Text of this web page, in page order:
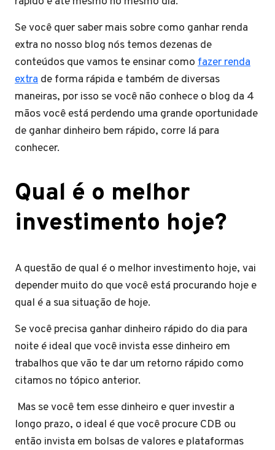
Se você quer saber mais sobre como ganhar renda
extra no nosso blog nós temos dezenas de
conteúdos que vamos te ensinar como fazer renda
extra de forma rápida e também de diversas
maneiras, por isso se você não conhece o blog da 4
mãos você está perdendo uma grande oportunidade
de ganhar dinheiro bem rápido, corre lá para
conhecer.
Qual é o melhor
investimento hoje?
A questão de qual é o melhor investimento hoje, vai
depender muito do que você está procurando hoje e
qual é a sua situação de hoje.
Se você precisa ganhar dinheiro rápido do dia para
noite é ideal que você invista esse dinheiro em
trabalhos que vão te dar um retorno rápido como
citamos no tópico anterior.
Mas se você tem esse dinheiro e quer investir a
longo prazo, o ideal é que você procure CDB ou
então invista em bolsas de valores e plataformas